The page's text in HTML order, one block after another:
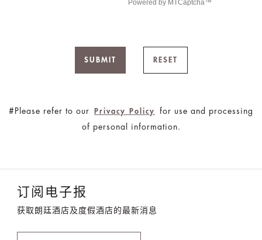
SUBMIT RESET
#Please refer to our Privacy Policy
for use and processing
of personal information.
订阅电子报
获取朗廷酒店及度假酒店的最新消息